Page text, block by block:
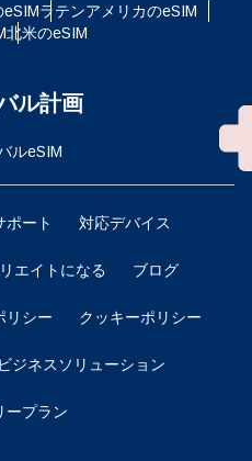
eSIMラテンアメリカのeSIM
北米のeSIM
ル計画
ルeSIM
ポート 対応デバイス
エイトになる ブログ
リシー クッキーポリシー
ビジネスソリューション
ープラン